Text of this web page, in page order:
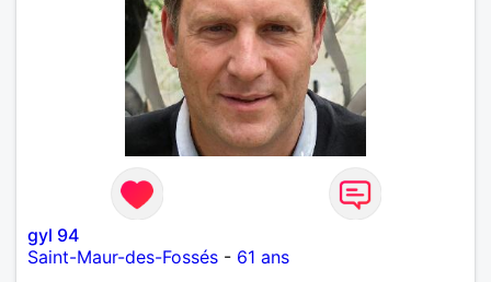
gyl 94
Saint-Maur-des-Fossés - 61 ans